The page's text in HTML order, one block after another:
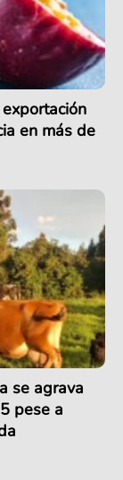
en más de
se agrava
pese a